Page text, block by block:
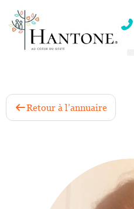
Retour à l’annuaire